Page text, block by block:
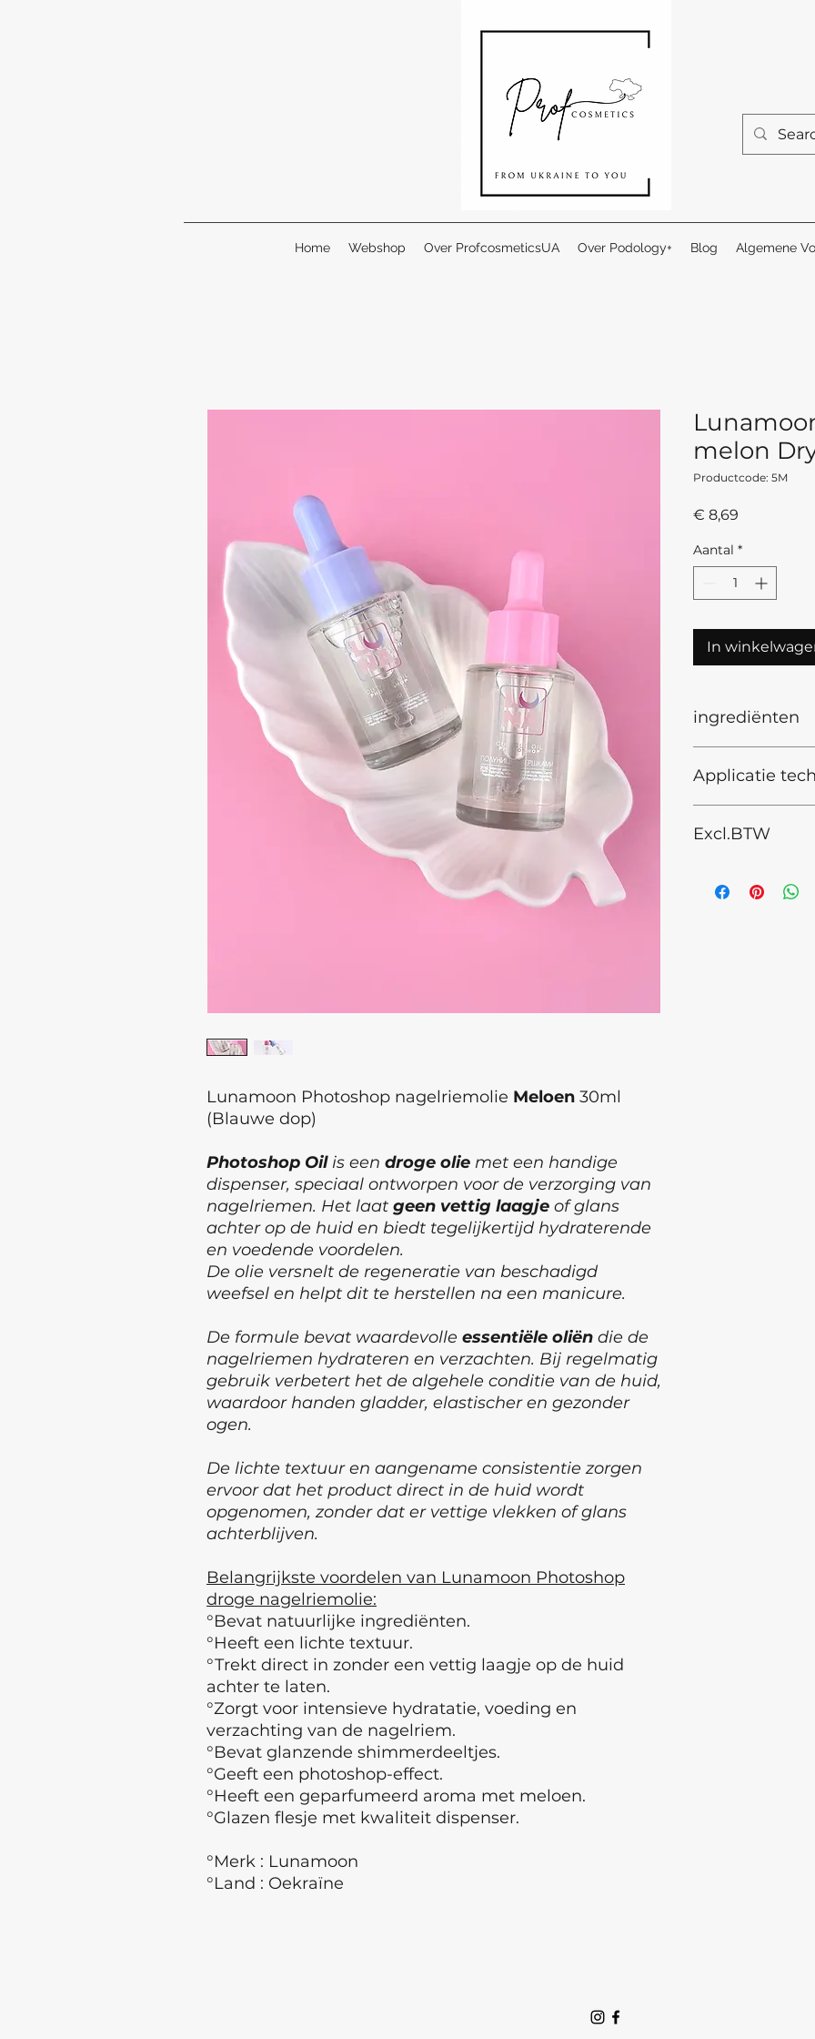
Home Webshop Over ProfcosmeticsUA Over Podology+ Blog Algemene
Lunamoon Photoshop nagelriemolie Meloen 30ml
(Blauwe dop)
Photoshop Oilis een droge olie met een handige
dispenser, speciaal ontworpen voor de verzorging van
nagelriemen. Het laat geen vettig laagje of glans
achter op de huid en biedt tegelijkertijd hydraterende
en voedende voordelen.
De olie versnelt de regeneratie van beschadigd
weefsel en helpt dit te herstellen na een manicure.
De formule bevat waardevolle essentiële oliën die de
nagelriemen hydrateren en verzachten. Bij regelmatig
gebruik verbetert het de algehele conditie van de huid,
waardoor handen gladder, elastischer en gezonder
ogen.
De lichte textuur en aangename consistentie zorgen
ervoor dat het product direct in de huid wordt
opgenomen, zonder dat er vettige vlekken of glans
achterblijven.
Belangrijkste voordelen van Lunamoon Photoshop
droge nagelriemolie:
°Bevat natuurlijke ingrediënten.
°Heeft een lichte textuur.
°Trekt direct in zonder een vettig laagje op de huid
achter te laten.
°Zorgt voor intensieve hydratatie, voeding en
verzachting van de nagelriem.
°Bevat glanzende shimmerdeeltjes.
°Geeft een photoshop-effect.
°Heeft een geparfumeerd aroma met meloen.
°Glazen flesje met kwaliteit dispenser.
°Merk : Lunamoon
°Land : Oekraïne
melon
Productcode: 5M
€ 8,69
Aantal *
In
ingrediënten
Isopropyl
Coumarin, Benzyl
contact met
Applicatie
Nagelriemen met
Excl.BTW